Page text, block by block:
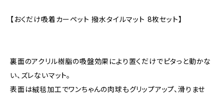
【おくだけ吸着カーペット 撥水タイルマット 8枚セット】
裏面のアクリル樹脂の吸盤効果により置くだけでピタっと動かな
い、ズレないマット。
表面は絨毯加工でワンちゃんの肉球もグリップアップ、滑りませ